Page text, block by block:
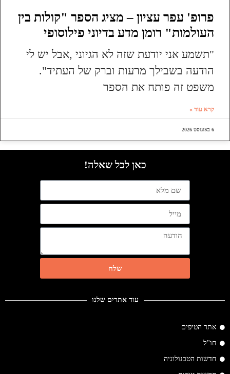
פרופ' עפר עציון – מציג הספר "קולות בין
העולמות" רומן מדע בדיוני פילוסופי
"תשמע אני יודעת שזה לא הגיוני ,אבל יש לי
הודעה בשבילך מרעות וברק של העתיד".
משפט זה פותח את הספר
קרא עוד »
6 באוגוסט 2026
עוד אתרים שלנו
אתר הטיפים
חו"ל
חדשות הטכנולוגיה
כאן לכל שאלה!
שלח